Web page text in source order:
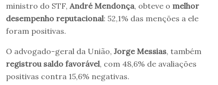
ministro do STF, André Mendonça, obteve o melhor
desempenho reputacional: 52,1% das menções a ele
foram positivas.
O advogado-geral da União, Jorge Messias, também
registrou saldo favorável, com 48,6% de avaliações
positivas contra 15,6% negativas.